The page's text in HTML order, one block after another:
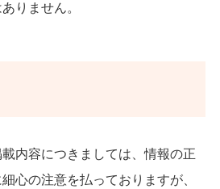
りません。
内容につきましては、情報の正
心の注意を払っておりますが、